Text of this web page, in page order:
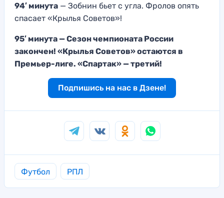
94′ минута — Зобнин бьет с угла. Фролов опять
спасает «Крылья Советов»!
95′ минута — Сезон чемпионата России
закончен! «Крылья Советов» остаются в
Премьер-лиге. «Спартак» — третий!
Подпишись на нас в Дзене!
Футбол РПЛ